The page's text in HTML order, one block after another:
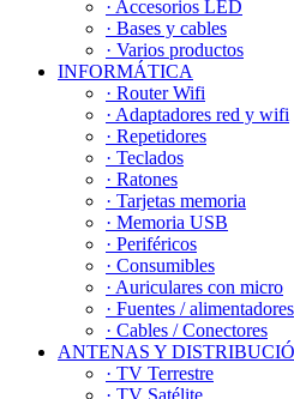
· Accesorios LED
· Bases y cables
· Varios productos
INFORMÁTICA
· Router Wifi
· Adaptadores red y wifi
· Repetidores
· Teclados
· Ratones
· Tarjetas memoria
· Memoria USB
· Periféricos
· Consumibles
· Auriculares con micro
· Fuentes / alimentadores
· Cables / Conectores
ANTENAS Y
· TV Terrestre
· TV Satélite